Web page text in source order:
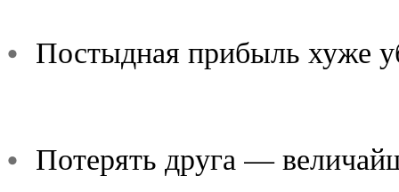
• Постыдная прибыль хуже
• Потерять друга —